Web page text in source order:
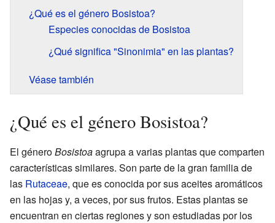
¿Qué es el género Bosistoa?
Especies conocidas de Bosistoa
¿Qué significa "Sinonimia" en las plantas?
Véase también
¿Qué es el género Bosistoa?
El géneroBosistoaagrupa a varias plantas que comparten
características similares. Son parte de la gran familia de
las Rutaceae, que es conocida por sus aceites aromáticos
en las hojas y, a veces, por sus frutos. Estas plantas se
encuentran en ciertas regiones y son estudiadas por los